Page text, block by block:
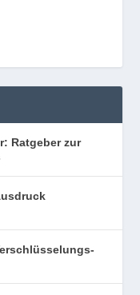
Ratgeber zur